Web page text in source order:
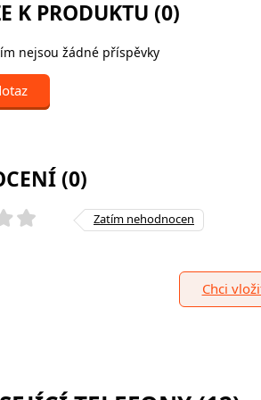
K PRODUKTU (0)
nejsou žádné příspěvky
(0)
Zatím nehodnocen
Chci